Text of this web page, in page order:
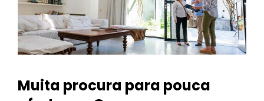
Muita procura para pouca